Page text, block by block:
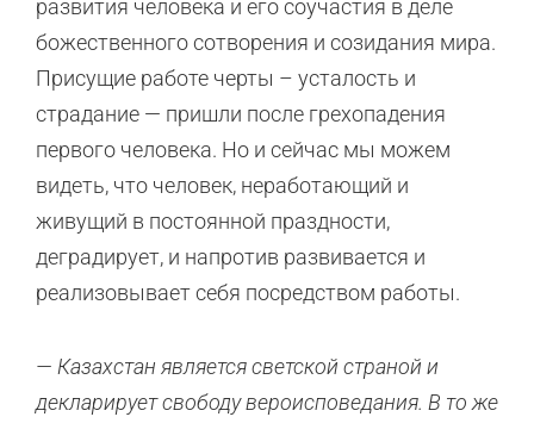
развития человека и его соучастия в деле
божественного сотворения и созидания мира.
Присущие работе черты – усталость и
страдание — пришли после грехопадения
первого человека. Но и сейчас мы можем
видеть, что человек, неработающий и
живущий в постоянной праздности,
деградирует, и напротив развивается и
реализовывает себя посредством работы.
— Казахстан является светской страной и
декларирует свободу вероисповедания. В то же